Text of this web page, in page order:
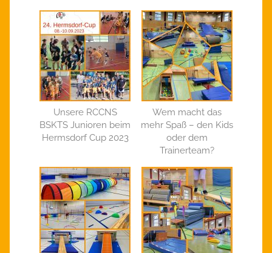
Unsere RCCNS
BSKTS Junioren beim
Hermsdorf Cup 2023
Wem macht das
mehr Spaß – den Kids
oder dem
Trainerteam?